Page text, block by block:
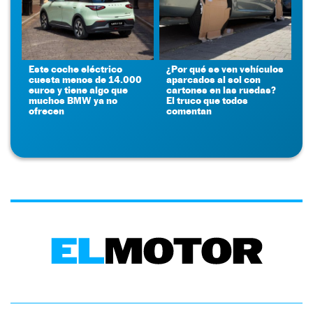
Este coche eléctrico
cuesta menos de 14.000
euros y tiene algo que
muchos BMW ya no
ofrecen
¿Por qué se ven vehículos
aparcados al sol con
cartones en las ruedas?
El truco que todos
comentan